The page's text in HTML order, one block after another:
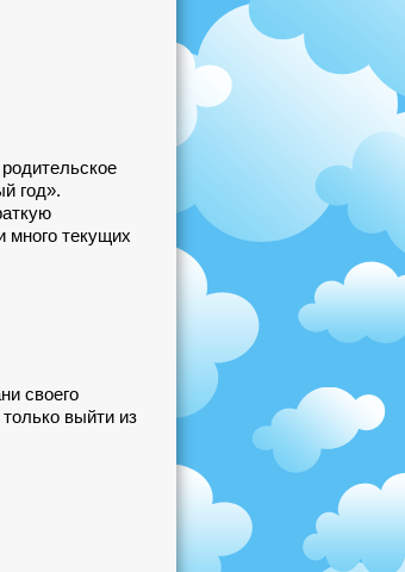
год».
много текущих
своего
выйти из